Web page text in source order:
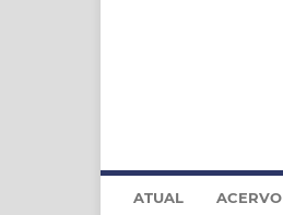
ATUAL ACERVO